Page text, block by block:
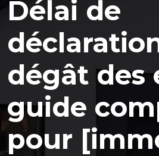
Délai de
dégât des
guide
pour